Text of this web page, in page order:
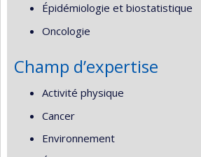
Épidémiologie et biostatistique
Oncologie
Champ d’expertise
Activité physique
Cancer
Environnement